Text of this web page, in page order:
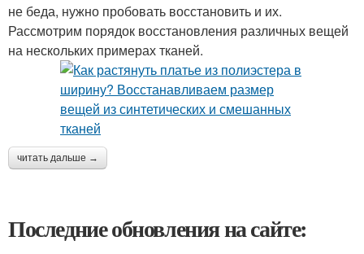
не беда, нужно пробовать восстановить и их.
Рассмотрим порядок восстановления различных вещей
на нескольких примерах тканей.
читать дальше →
Последние обновления на сайте: